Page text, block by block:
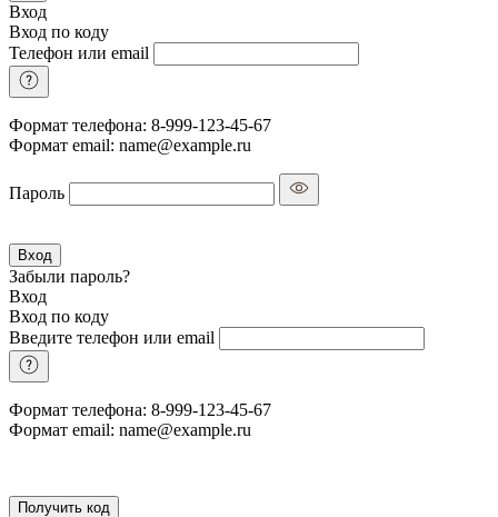
Вход
Вход по коду
Телефон или email
Формат телефона: 8-999-123-45-67
Формат email: name@example.ru
Пароль
Вход
Забыли пароль?
Вход
Вход по коду
Введите телефон или email
Формат телефона: 8-999-123-45-67
Формат email: name@example.ru
Получить код